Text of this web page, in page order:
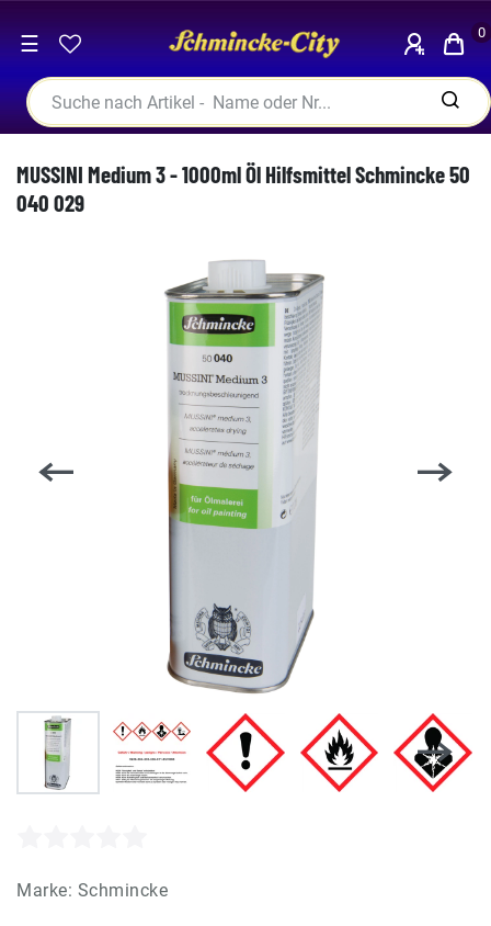
☰ 0
MUSSINI Medium 3 - 1000ml Öl Hilfsmittel Schmincke 50
040 029
Marke: Schmincke